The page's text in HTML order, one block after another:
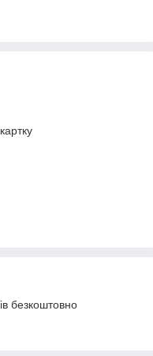
безкоштовно